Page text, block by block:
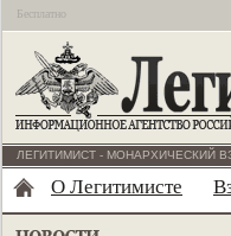
Бесплатно
ЛЕГИТИМИСТ - МОНАРХИЧЕСКИЙ
О Легитимисте